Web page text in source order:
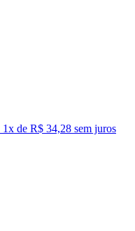
1x de R$ 34,28 sem juros